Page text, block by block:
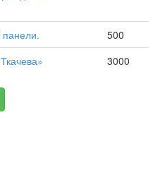
панели.
500
3000